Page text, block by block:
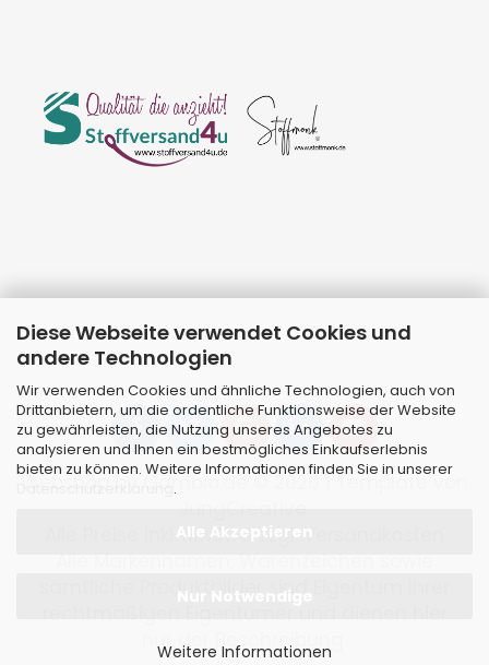
Diese Webseite verwendet Cookies und
andere Technologien
Wir verwenden Cookies und ähnliche Technologien, auch von
Drittanbietern, um die ordentliche Funktionsweise der Website
zu gewährleisten, die Nutzung unseres Angebotes zu
analysieren und Ihnen ein bestmögliches Einkaufserlebnis
bieten zu können. Weitere Informationen finden Sie in unserer
.
Alle Akzeptieren
Nur Notwendige
Weitere Informationen
Webshopby Gambio.de © 2026 | Template von
Alle Preise inkl. MwSt. & zzgl. Versandkosten
sämtliche Produktbilder sind Eigentum Ihrer
nur der Beschreibung.